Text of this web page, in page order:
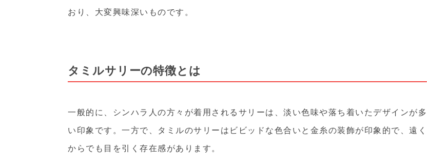
おり、大変興味深いものです。
タミルサリーの特徴とは
一般的に、シンハラ人の方々が着用されるサリーは、淡い色味や落ち着いたデザインが多
い印象です。一方で、タミルのサリーはビビッドな色合いと金糸の装飾が印象的で、遠く
からでも目を引く存在感があります。